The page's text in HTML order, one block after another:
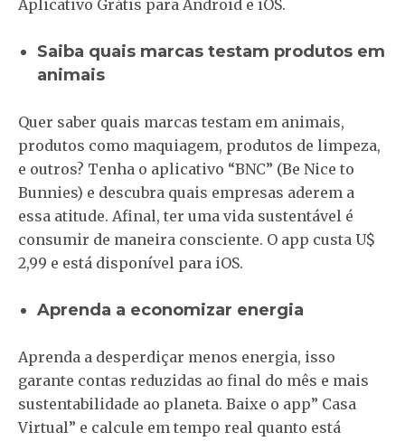
Aplicativo Grátis para Android e iOS.
Saiba quais marcas testam produtos em
animais
Quer saber quais marcas testam em animais,
produtos como maquiagem, produtos de limpeza,
e outros? Tenha o aplicativo “BNC” (Be Nice to
Bunnies) e descubra quais empresas aderem a
essa atitude. Afinal, ter uma vida sustentável é
consumir de maneira consciente. O app custa U$
2,99 e está disponível para iOS.
Aprenda a economizar energia
Aprenda a desperdiçar menos energia, isso
garante contas reduzidas ao final do mês e mais
sustentabilidade ao planeta. Baixe o app” Casa
Virtual” e calcule em tempo real quanto está